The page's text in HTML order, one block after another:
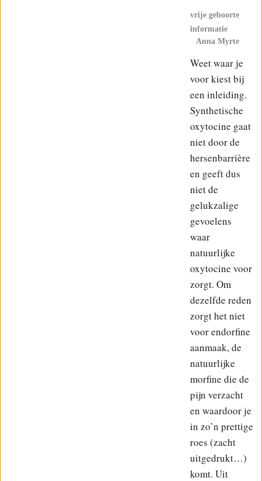
vrije geboorte
informatie
Anna Myrte
Weet waar je
voor kiest bij
een inleiding.
Synthetische
oxytocine gaat
niet door de
hersenbarrière
en geeft dus
niet de
gelukzalige
gevoelens
waar
natuurlijke
oxytocine voor
zorgt. Om
dezelfde reden
zorgt het niet
voor endorfine
aanmaak, de
natuurlijke
morfine die de
pijn verzacht
en waardoor je
in zo’n prettige
roes (zacht
uitgedrukt…)
komt. Uit